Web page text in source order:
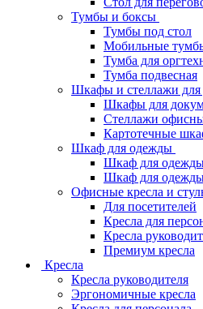
Тумбы и боксы
Тумбы под стол
Мобильные
Тумба для
Тумба подвесная
Шкафы и стеллажи для
Шкафы для
Стеллажи
Картотечные
Шкаф для одежды
Шкаф для
Шкаф для
Офисные кресла и
Для посетителей
Кресла для
Кресла
Премиум кресла
Кресла
Кресла руководителя
Эргономичные кресла